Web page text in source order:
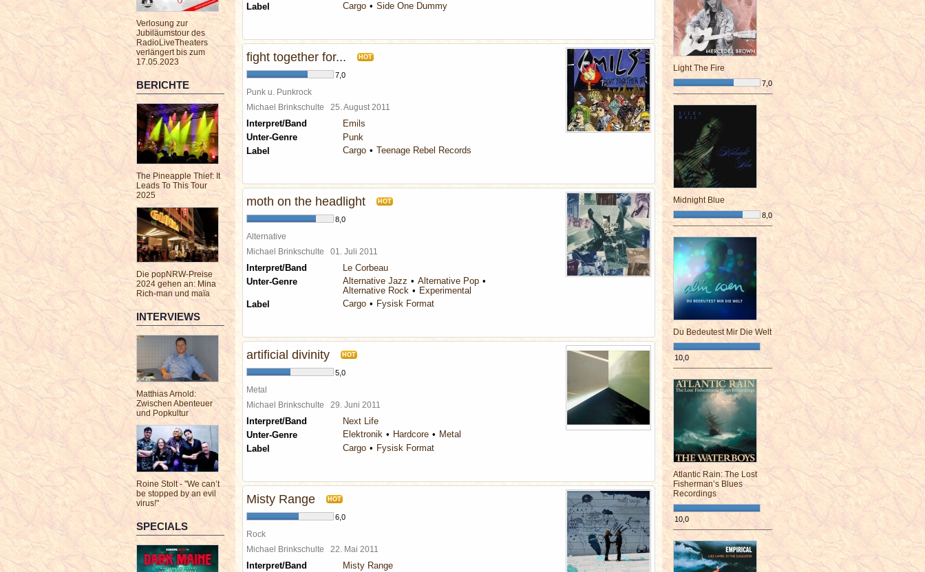
Verlosung zur
Jubiläumstour des
RadioLiveTheaters
verlängert bis zum
17.05.2023
BERICHTE
The Pineapple Thief: It
Leads To This Tour
2025
Die popNRW-Preise
2024 gehen an: Mina
Rich-man und maïa
INTERVIEWS
Matthias Arnold:
Zwischen Abenteuer
und Popkultur
Roine Stolt - "We can’t
be stopped by an evil
virus!"
SPECIALS
Label
Cargo Side One Dummy
fight together for... HOT
7,0
Punk u. Punkrock
Michael Brinkschulte 25. August 2011
Interpret/Band
Emils
Unter-Genre
Punk
Label
Cargo Teenage Rebel Records
moth on the headlight HOT
8,0
Alternative
Michael Brinkschulte 01. Juli 2011
Interpret/Band
Le Corbeau
Unter-Genre
Alternative Jazz
Alternative Pop
Alternative Rock
Experimental
Label
Cargo Fysisk Format
artificial divinity HOT
5,0
Metal
Michael Brinkschulte 29. Juni 2011
Interpret/Band
Next Life
Unter-Genre
Elektronik Hardcore
Metal
Label
Cargo Fysisk Format
Misty Range HOT
6,0
Rock
Michael Brinkschulte 22. Mai 2011
Interpret/Band
Misty Range
Light The Fire
7,0
¯¯¯¯¯¯¯¯¯¯¯¯¯¯¯¯¯¯¯¯¯¯¯¯
Midnight Blue
8,0
¯¯¯¯¯¯¯¯¯¯¯¯¯¯¯¯¯¯¯¯¯¯¯¯
Du Bedeutest Mir Die Welt
10,0
¯¯¯¯¯¯¯¯¯¯¯¯¯¯¯¯¯¯¯¯¯¯¯¯
Atlantic Rain: The Lost
Fisherman’s Blues
Recordings
10,0
¯¯¯¯¯¯¯¯¯¯¯¯¯¯¯¯¯¯¯¯¯¯¯¯